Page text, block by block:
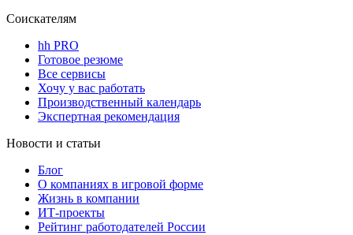
Соискателям
hh PRO
Готовое резюме
Все сервисы
Хочу у вас работать
Производственный календарь
Экспертная рекомендация
Новости и статьи
Блог
О компаниях в игровой форме
Жизнь в компании
ИТ-проекты
Рейтинг работодателей России